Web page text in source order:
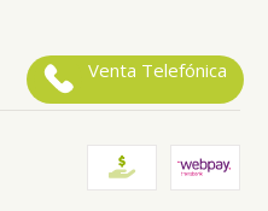
Venta Telefónica